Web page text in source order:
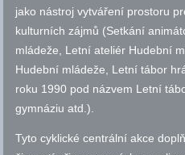
jako nástroj vytváření prostoru
kulturních zájmů (Setkání
mládeže, Letní ateliér Hudební
Hudební mládeže, Letní tábor
roku 1990 pod názvem Letní
gymnáziuatd.).
Tyto cyklické centrální akce